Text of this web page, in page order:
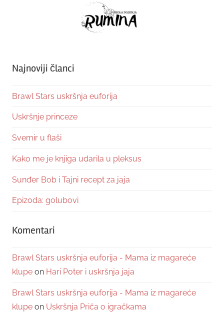
Najnoviji članci
Brawl Stars uskršnja euforija
Uskršnje princeze
Svemir u flaši
Kako me je knjiga udarila u pleksus
Sunđer Bob i Tajni recept za jaja
Epizoda: golubovi
Komentari
Brawl Stars uskršnja euforija - Mama iz magareće
klupe on Hari Poter i uskršnja jaja
Brawl Stars uskršnja euforija - Mama iz magareće
klupe on Uskršnja Priča o igračkama